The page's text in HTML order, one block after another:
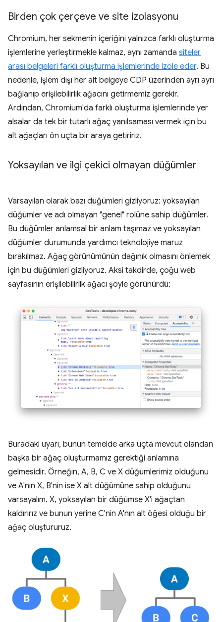
Birden çok çerçeve ve site izolasyonu
Chromium, her sekmenin içeriğini yalnızca farklı oluşturma
işlemlerine yerleştirmekle kalmaz, aynı zamanda siteler
arası belgeleri farklı oluşturma işlemlerinde izole eder. Bu
nedenle, işlem dışı her alt belgeye CDP üzerinden ayrı ayrı
bağlanıp erişilebilirlik ağacını getirmemiz gerekir.
Ardından, Chromium'da farklı oluşturma işlemlerinde yer
alsalar da tek bir tutarlı ağaç yanılsaması vermek için bu
alt ağaçları ön uçta bir araya getiririz.
Yoksayılan ve ilgi çekici olmayan düğümler
Varsayılan olarak bazı düğümleri gizliyoruz: yoksayılan
düğümler ve adı olmayan "genel" rolüne sahip düğümler.
Bu düğümler anlamsal bir anlam taşımaz ve yoksayılan
düğümler durumunda yardımcı teknolojiye maruz
bırakılmaz. Ağaç görünümünün dağınık olmasını önlemek
için bu düğümleri gizliyoruz. Aksi takdirde, çoğu web
sayfasının erişilebilirlik ağacı şöyle görünürdü:
Buradaki uyarı, bunun temelde arka uçta mevcut olandan
başka bir ağaç oluşturmamız gerektiği anlamına
gelmesidir. Örneğin, A, B, C ve X düğümlerimiz olduğunu
ve A'nın X, B'nin ise X alt düğümüne sahip olduğunu
varsayalım. X, yoksayılan bir düğümse X'i ağaçtan
kaldırırız ve bunun yerine C'nin A'nın alt öğesi olduğu bir
ağaç oluştururuz.